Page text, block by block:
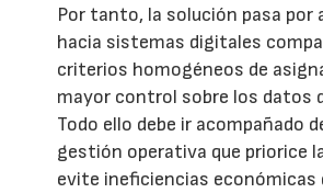
Por tanto, la solución pasa por
hacia sistemas digitales
criterios homogéneos de
mayor control sobre los datos
Todo ello debe ir acompañado
gestión operativa que priorice
evite ineficiencias económicas